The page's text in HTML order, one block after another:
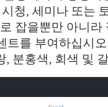
청, 세미나 또는
잡을뿐만 아니
트를 부여하십시
, 분홍색, 회색 및